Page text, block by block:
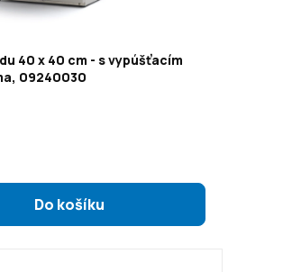
40 x 40 cm - s vypúšťacím
09240030